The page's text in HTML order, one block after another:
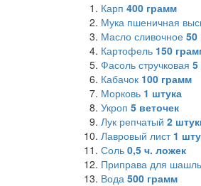
Карп 400 грамм
Мука пшеничная
Масло сливочное 50
Картофель 150
Фасоль стручковая 5
Кабачок 100 грамм
Морковь 1 штука
Укроп 5 веточек
Лук репчатый 2
Лавровый лист 1
Соль 0,5 ч. ложек
Приправа для
Вода 500 грамм